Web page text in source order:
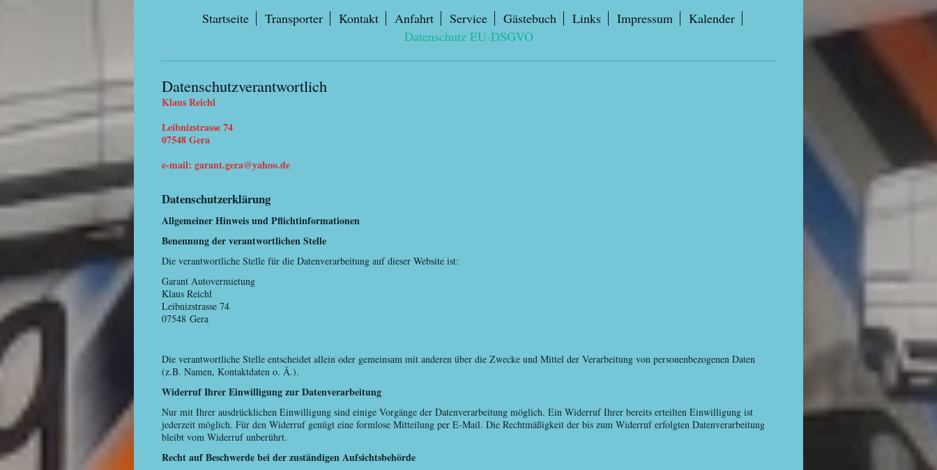
Startseite Transporter Kontakt Anfahrt Service Gästebuch Links Impressum
Kalender
Datenschutz EU-DSGVO
Datenschutzverantwortlich
Klaus Reichl
Leibnizstrasse 74
07548 Gera
e-mail: garant.gera@yahoo.de
Datenschutzerklärung
Allgemeiner Hinweis und Pflichtinformationen
Benennung der verantwortlichen Stelle
Die verantwortliche Stelle für die Datenverarbeitung auf dieser Website ist:
Garant Autovermietung
Klaus Reichl
Leibnizstrasse 74
07548 Gera
Die verantwortliche Stelle entscheidet allein oder gemeinsam mit anderen über die Zwecke und Mittel der Verarbeitung von personenbezogenen Daten
(z.B. Namen, Kontaktdaten o. Ä.).
Widerruf Ihrer Einwilligung zur Datenverarbeitung
Nur mit Ihrer ausdrücklichen Einwilligung sind einige Vorgänge der Datenverarbeitung möglich. Ein Widerruf Ihrer bereits erteilten Einwilligung ist
jederzeit möglich. Für den Widerruf genügt eine formlose Mitteilung per E-Mail. Die Rechtmäßigkeit der bis zum Widerruf erfolgten Datenverarbeitung
bleibt vom Widerruf unberührt.
Recht auf Beschwerde bei der zuständigen Aufsichtsbehörde